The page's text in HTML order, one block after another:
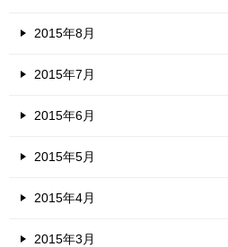
2015年8月
2015年7月
2015年6月
2015年5月
2015年4月
2015年3月